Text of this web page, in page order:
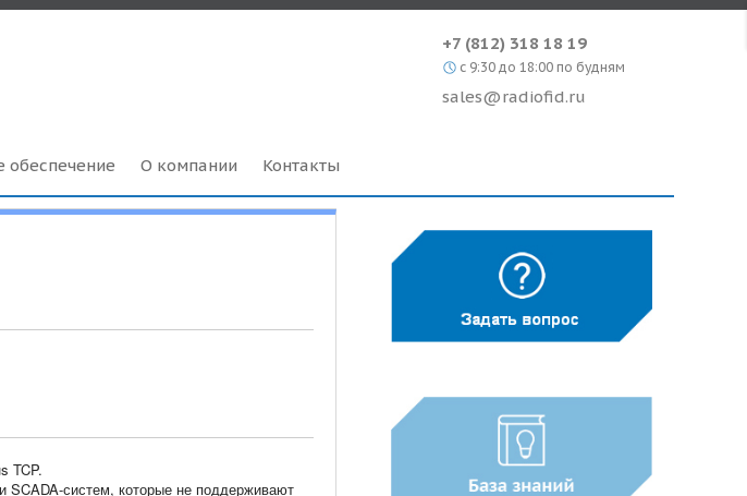
+7 (812) 318 18 19
c 9:30 до 18:00 по будням
sales@radiofid.ru
О компании Контакты
TCP.
SCADA-систем, которые не поддерживают